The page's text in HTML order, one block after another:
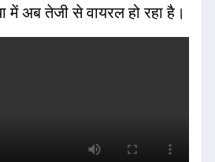
में अब तेजी से वायरल हो रहा है।